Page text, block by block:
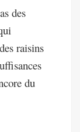
des
raisins
du